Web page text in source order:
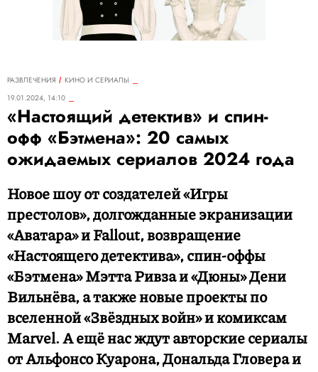
РАЗВЛЕЧЕНИЯ
КИНО И СЕРИАЛЫ
19.01.2024, 14:10
«Настоящий детектив» и спин-
офф «Бэтмена»: 20 самых
ожидаемых сериалов 2024 года
Новое шоу от создателей «Игры
престолов», долгожданные экранизации
«Аватара» и Fallout, возвращение
«Настоящего детектива», спин-оффы
«Бэтмена» Мэтта Ривза и «Дюны» Дени
Вильнёва, а также новые проекты по
вселенной «Звёздных войн» и комиксам
Marvel. А ещё нас ждут авторские сериалы
от Альфонсо Куарона, Дональда Гловера и